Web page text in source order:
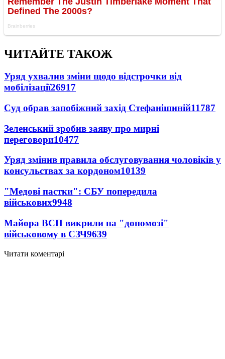
ЧИТАЙТЕ ТАКОЖ
Уряд ухвалив зміни щодо відстрочки від
мобілізації26917
Суд обрав запобіжний захід Стефанішиній11787
Зеленський зробив заяву про мирні
переговори10477
Уряд змінив правила обслуговування чоловіків у
консульствах за кордоном10139
"Медові пастки": СБУ попередила
військових9948
Майора ВСП викрили на "допомозі"
військовому в СЗЧ9639
Читати коментарі